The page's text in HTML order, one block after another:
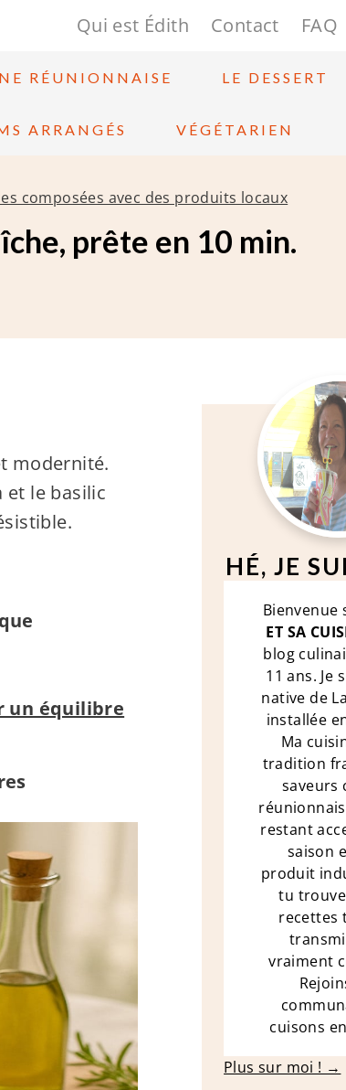
Qui est Édith Contact FAQ
RÉUNIONNAISE LE DESSERT
ARRANGÉS VÉGÉTARIEN
composées avec des produits locaux
prête en 10 min.
modernité.
et le basilic
un équilibre
HÉ, JE
Bienvenue
ET SA
blog
11 ans. Je
native de
installée
Ma
tradition
saveurs
restant
saison
produit
tu
recettes
vraiment
cuisons
Plus sur moi ! →